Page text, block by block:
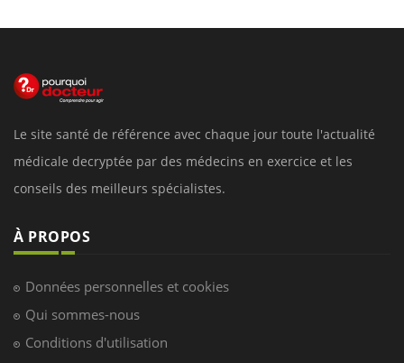
Le site santé de référence avec chaque jour toute l'actualité
médicale decryptée par des médecins en exercice et les
conseils des meilleurs spécialistes.
À PROPOS
Données personnelles et cookies
Qui sommes-nous
Conditions d'utilisation